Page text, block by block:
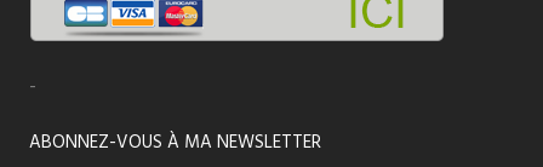
-
ABONNEZ-VOUS À MA NEWSLETTER